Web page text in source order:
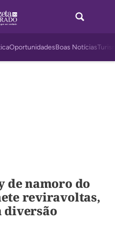
OportunidadesBoas Notícias
namoro do
reviravoltas,
diversão